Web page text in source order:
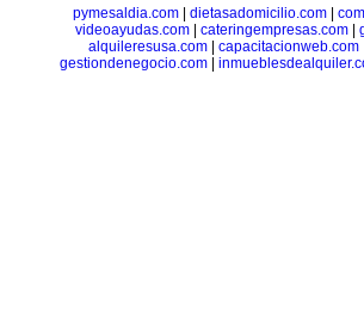
pymesaldia.com| dietasadomicilio.com|
videoayudas.com| cateringempresas.com|
alquileresusa.com
capacitacionweb.com
gestiondenegocio.com|